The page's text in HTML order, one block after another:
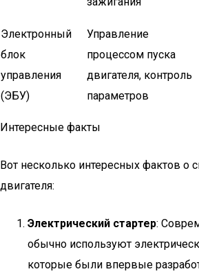
Электронный
блок
управления
(ЭБУ)
Управление
процессом пуска
двигателя, контроль
параметров
Интересные факты
Вот несколько интересных фактов о
двигателя:
Электрический стартер:
обычно используют
которые были впервые